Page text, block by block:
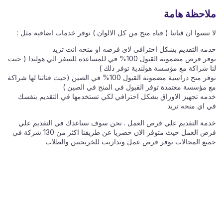
ملاحظة هامة
لا تنسوا ان قناتنا ( قناه منح من كل الالوان ) توفر خدمات اضافية مثل :
خدمه التقديم بشكل احترافي لاي فرصه او منحه انت تريد
نوفر فرص مضمونة القبول 100% في للمساعدة للسفر الي هولندا ( حيث
لنا شراكة مع مؤسسة هولندية توفر ذلك )
نوفر منح دراسية مضمونة القبول 100% في الصين (حيث قناتنا لها شراكة
مع مؤسسة معتمدة توفر القبول في المنح في الصين )
خدمه تجهيز الاوراق بشكل احترافي لكي تستخدمها في التقديم بنفسك
في اي منحه تريد
خدمة التقديم علي فرص العمل . نحن سوف نساعدك في التقديم علي
فرص العمل حيث متوفر الان حصريا عن طريقنا اكثر من 130 شركة في
جميع المجالات توفر فرص عمل وتداريب للخريجيين والطلاب